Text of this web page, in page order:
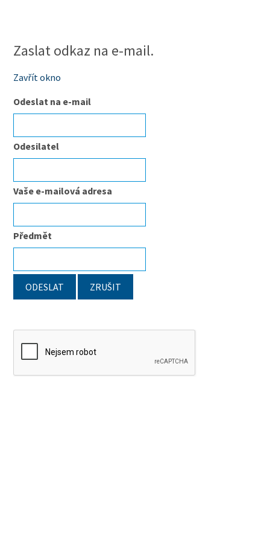
Zaslat odkaz na e-mail.
Zavřít okno
Odeslat na e-mail
Odesilatel
Vaše e-mailová adresa
Předmět
ODESLAT ZRUŠIT